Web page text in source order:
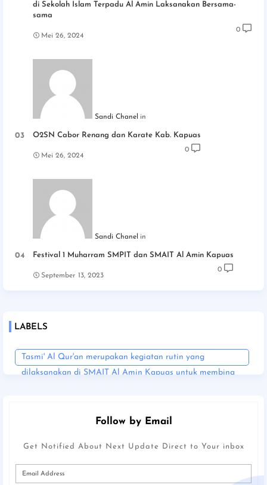
di Sekolah Islam Terpadu Al Amin Laksanakan Bersama-
sama
Mei 26, 2024
0
Sandi Chanel
O2SN Cabor Renang dan Karate Kab. Kapuas
Mei 26, 2024
0
Sandi Chanel
Festival 1 Muharram SMPIT dan SMAIT Al Amin Kapuas
September 13, 2023
0
LABELS
Tasmi' Al Qur'an merupakan kegiatan rutin yang
dilaksanakan di SMAIT Al Amin Kapuas untuk membina
Follow by Email
Get Notified About Next Update Direct to Your inbox